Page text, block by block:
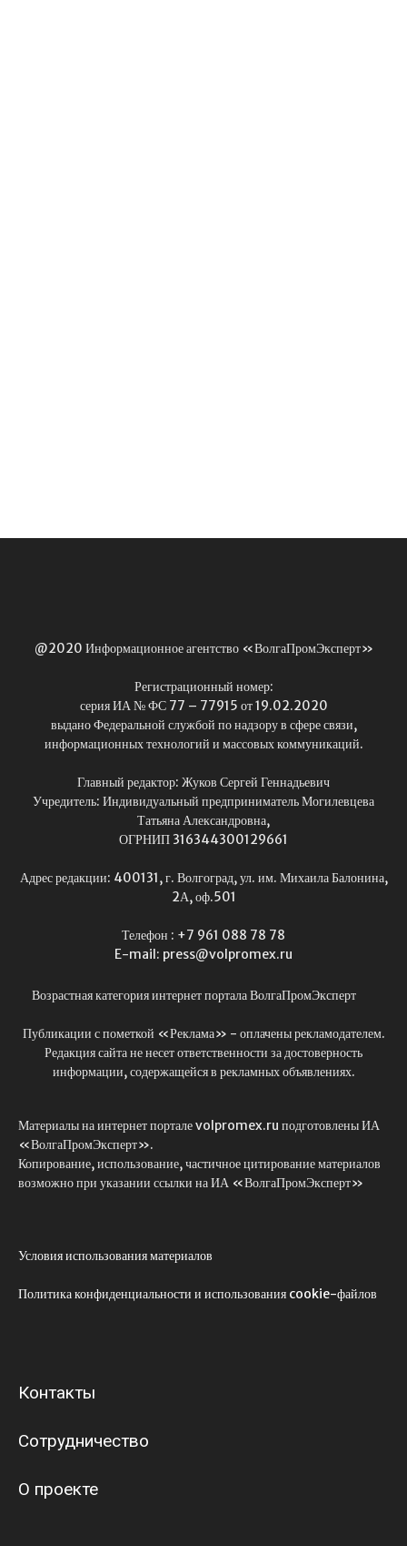
@2020 Информационное агентство «ВолгаПромЭксперт»
Регистрационный номер:
серия ИА № ФС 77 – 77915 от 19.02.2020
выдано Федеральной службой по надзору в сфере связи,
информационных технологий и массовых коммуникаций.
Главный редактор: Жуков Сергей Геннадьевич
Учредитель: Индивидуальный предприниматель Могилевцева
Татьяна Александровна,
ОГРНИП 316344300129661
Адрес редакции: 400131, г. Волгоград, ул. им. Михаила Балонина,
2А, оф.501
Телефон : +7 961 088 78 78
E-mail: press@volpromex.ru
Возрастная категория интернет портала ВолгаПромЭксперт
Публикации с пометкой «Реклама» - оплачены рекламодателем.
Редакция сайта не несет ответственности за достоверность
информации, содержащейся в рекламных объявлениях.
Материалы на интернет портале volpromex.ru подготовлены ИА
«ВолгаПромЭксперт».
Копирование, использование, частичное цитирование материалов
возможно при указании ссылки на ИА «ВолгаПромЭксперт»
Условия использования материалов
Политика конфиденциальности и использования cookie-файлов
Контакты
Сотрудничество
О проекте